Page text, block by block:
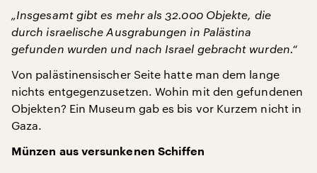
„Insgesamt gibt es mehr als 32.000 Objekte, die
durch israelische Ausgrabungen in Palästina
gefunden wurden und nach Israel gebracht wurden.“
Von palästinensischer Seite hatte man dem lange
nichts entgegenzusetzen. Wohin mit den gefundenen
Objekten? Ein Museum gab es bis vor Kurzem nicht in
Gaza.
Münzen aus versunkenen Schiffen